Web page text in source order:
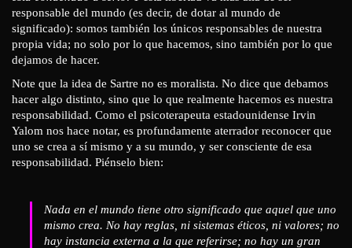
responsable del mundo (es decir, de dotar al mundo de
significado): somos también los únicos responsables de nuestra
propia vida; no solo por lo que hacemos, sino también por lo que
dejamos de hacer.
Note que la idea de Sartre no es moralista. No dice que debamos
hacer algo distinto, sino que lo que realmente hacemos es nuestra
responsabilidad. Como el psicoterapeuta estadounidense Irvin
Yalom nos hace notar, es profundamente aterrador reconocer que
uno se crea a sí mismo y a su mundo, y ser consciente de esa
responsabilidad. Piénselo bien:
Nada en el mundo tiene otro significado que aquel que uno
mismo crea. No hay reglas, ni sistemas éticos, ni valores; no
hay instancia externa a la que referirse; no hay un gran